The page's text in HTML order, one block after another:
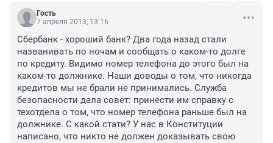
Гость
7 апреля 2013, 13:16
Сбербанк - хороший банк? Два года назад стали
названивать по ночам и сообщать о каком-то долге
по кредиту. Видимо номер телефона до этого был на
каком-то должнике. Наши доводы о том, что никогда
кредитов мы не брали не принимались. Служба
безопасности дала совет: принести им справку с
техотдела о том, что номер телефона раньше был на
должнике. С какой стати? У нас в Конституции
написано, что никто не должен доказывать свою